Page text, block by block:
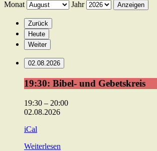
Monat Jahr
Zurück
Heute
Weiter
02.08.2026
19:30:
Bibel-
und
Gebetskreis
19:30: Bibel- und Gebetskreis
19:30 – 20:00
02.08.2026
iCal
Weiterlesen